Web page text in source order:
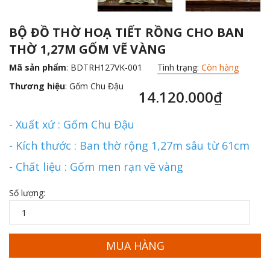
BỘ ĐỒ THỜ HOẠ TIẾT RỒNG CHO BAN
THỜ 1,27M GỐM VẼ VÀNG
Mã sản phẩm: BDTRH127VK-001
Thương hiệu: Gốm Chu Đậu
Tình trạng: Còn hàng
14.120.000₫
- Xuất xứ : Gốm Chu Đậu
- Kích thước : Ban thờ rộng 1,27m sâu từ 61cm
- Chất liệu : Gốm men rạn vẽ vàng
Số lượng:
MUA HÀNG